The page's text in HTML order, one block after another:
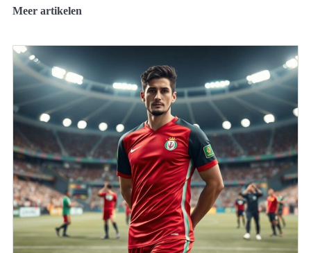
Meer artikelen